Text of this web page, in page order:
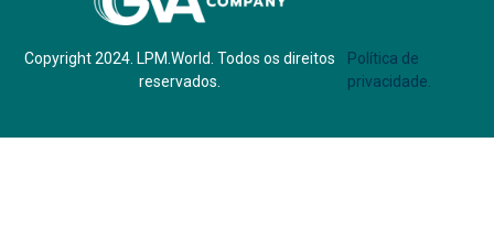
Copyright 2024. LPM.World. Todos os direitos
reservados.
Política de
privacidade.